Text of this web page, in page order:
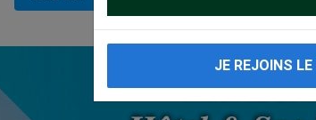
Consulter tous les
JE REJOINS LE